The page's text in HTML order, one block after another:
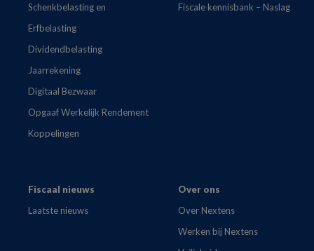
Schenkbelasting en
Erfbelasting
Dividendbelasting
Jaarrekening
Digitaal Bezwaar
Opgaaf Werkelijk Rendement
Koppelingen
Fiscale kennisbank – Naslag
Fiscaal nieuws
Laatste nieuws
Over ons
Over Nextens
Werken bij Nextens